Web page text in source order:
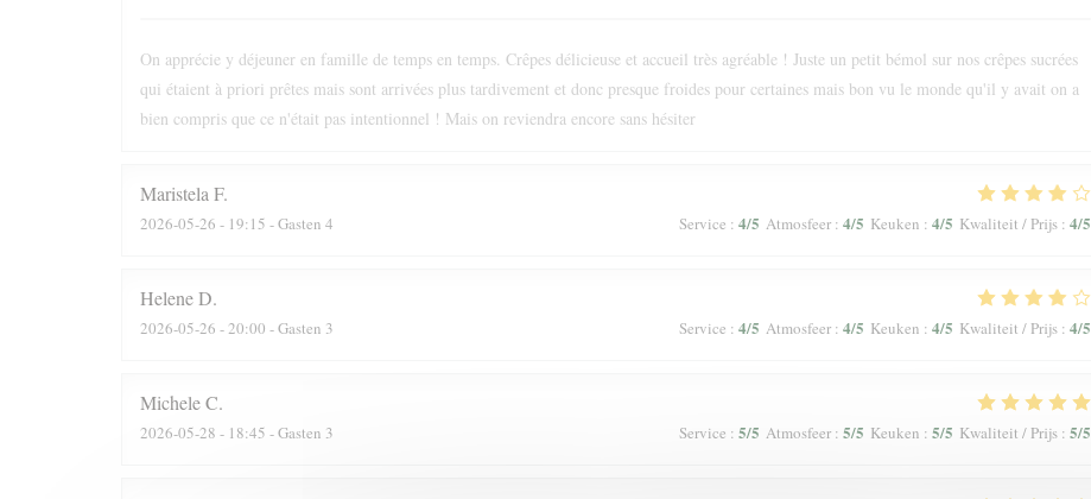
On apprécie y déjeuner en famille de temps en temps. Crêpes délicieuse et accueil très agréable ! Juste un petit bémol sur nos crêpes sucrées
qui étaient à priori prêtes mais sont arrivées plus tardivement et donc presque froides pour certaines mais bon vu le monde qu'il y avait on a
bien compris que ce n'était pas intentionnel ! Mais on reviendra encore sans hésiter
Maristela F
2026-05-26 - 19:15 - Gasten 4 Service : 4/5 Atmosfeer: 4/5 Keuken : 4/5 Kwaliteit / Prijs: 4/5
HeleneD
2026-05-26 - 20:00 - Gasten 3 Service : 4/5 Atmosfeer: 4/5 Keuken : 4/5 Kwaliteit / Prijs: 4/5
MicheleC
2026-05-28 - 18:45 - Gasten 3 Service : 5/5 Atmosfeer: 5/5 Keuken : 5/5 Kwaliteit / Prijs: 5/5